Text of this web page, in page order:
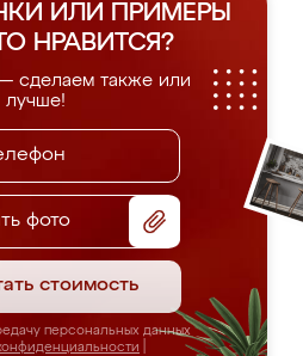
ИЛИ ПРИМЕРЫ
НРАВИТСЯ?
сделаем также или
лучше!
фото
стоимость
персональных данных